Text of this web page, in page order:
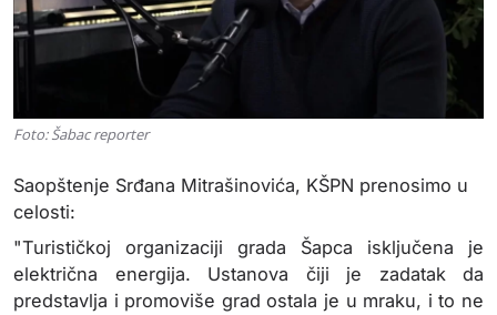
Foto: Šabac reporter
Saopštenje Srđana Mitrašinovića, KŠPN prenosimo u
celosti:
"Turističkoj organizaciji grada Šapca isključena je
električna energija. Ustanova čiji je zadatak da
predstavlja i promoviše grad ostala je u mraku, i to ne